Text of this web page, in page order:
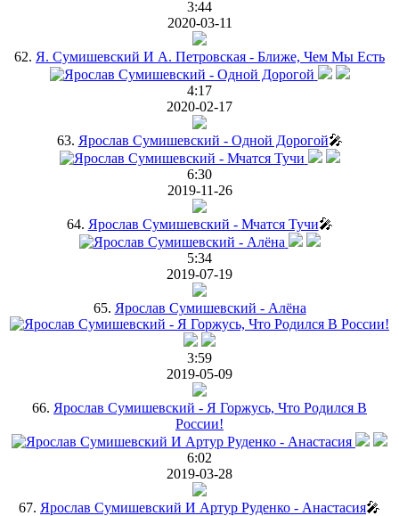
3:44
2020-03-11
62. Я. Сумишевский И А. Петровская - Ближе, Чем Мы Есть
4:17
2020-02-17
63. Ярослав Сумишевский - Одной Дорогой🎤
6:30
2019-11-26
64. Ярослав Сумишевский - Мчатся Тучи🎤
5:34
2019-07-19
65. Ярослав Сумишевский - Алёна
3:59
2019-05-09
66. Ярослав Сумишевский - Я Горжусь, Что Родился В
России!
6:02
2019-03-28
67. Ярослав Сумишевский И Артур Руденко - Анастасия🎤